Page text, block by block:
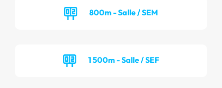
800m - Salle / SEM
1 500m - Salle / SEF